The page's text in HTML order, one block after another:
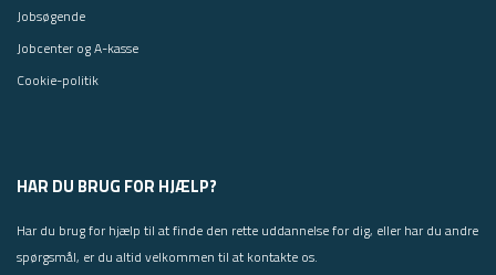
Jobsøgende
Jobcenter og A-kasse
Cookie-politik
HAR DU BRUG FOR HJÆLP?
Har du brug for hjælp til at finde den rette uddannelse for dig, eller har du andre
spørgsmål, er du altid velkommen til at kontakte os.